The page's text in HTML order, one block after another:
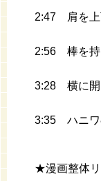
2:47 肩を上
2:56 棒を持
3:28 横に開
3:35 ハニワ
★漫画整体